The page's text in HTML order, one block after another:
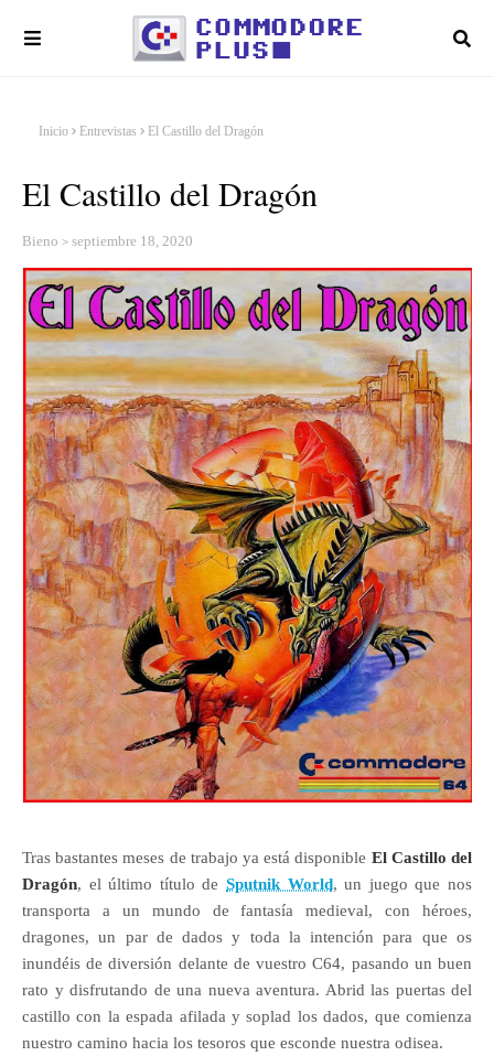
Inicio Entrevistas El Castillo del Dragón
El Castillo del Dragón
Bieno septiembre 18, 2020
Tras bastantes meses de trabajo ya está disponible El Castillo del
Dragón, el último título de Sputnik World, un juego que nos
transporta a un mundo de fantasía medieval, con héroes,
dragones, un par de dados y toda la intención para que os
inundéis de diversión delante de vuestro C64, pasando un buen
rato y disfrutando de una nueva aventura. Abrid las puertas del
castillo con la espada afilada y soplad los dados, que comienza
nuestro camino hacia los tesoros que esconde nuestra odisea.